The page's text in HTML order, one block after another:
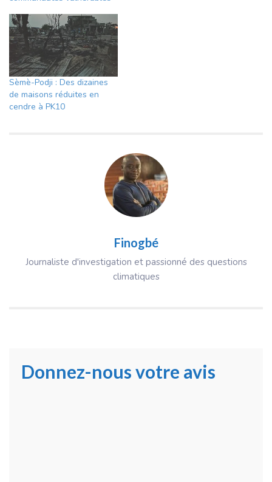
Sèmè-Podji : Des dizaines
de maisons réduites en
cendre à PK10
Finogbé
Journaliste d'investigation et passionné des questions
climatiques
Donnez-nous votre avis